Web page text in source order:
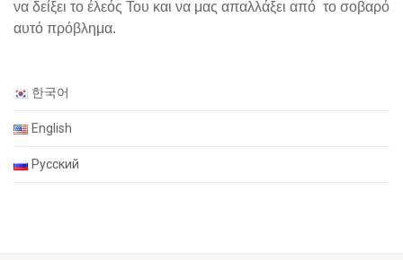
να δείξει το έλεός Του και να μας απαλλάξει από το σοβαρό
αυτό πρόβλημα.
한국어
English
Русский